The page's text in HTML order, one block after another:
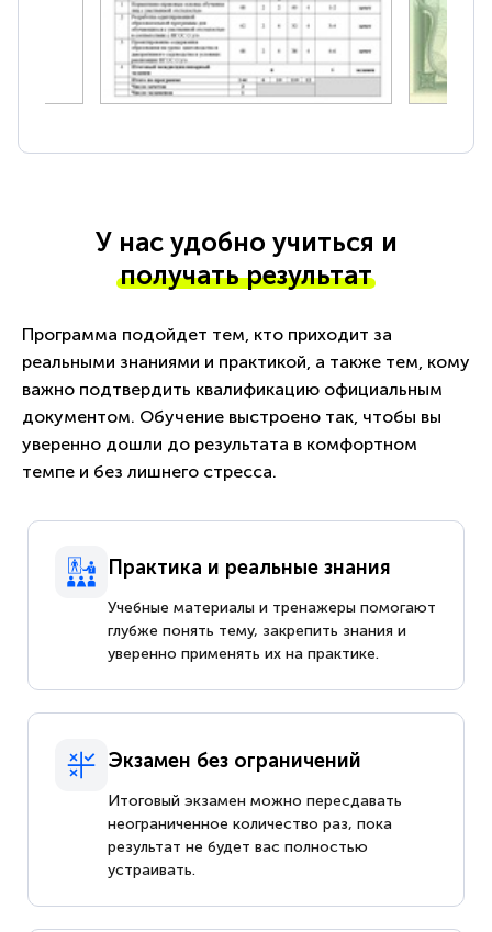
У нас удобно учиться и
получать результат
Программа подойдет тем, кто приходит за
реальными знаниями и практикой, а также тем, кому
важно подтвердить квалификацию официальным
документом. Обучение выстроено так, чтобы вы
уверенно дошли до результата в комфортном
темпе и без лишнего стресса.
Практика и реальные знания
Учебные материалы и тренажеры помогают
глубже понять тему, закрепить знания и
уверенно применять их на практике.
Экзамен без ограничений
Итоговый экзамен можно пересдавать
неограниченное количество раз, пока
результат не будет вас полностью
устраивать.